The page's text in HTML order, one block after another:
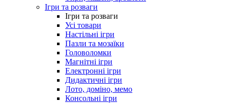
Ігри та розваги
Ігри та розваги
Усі товари
Настільні ігри
Пазли та мозаїки
Головоломки
Магнітні ігри
Електронні ігри
Дидактичні ігри
Лото, доміно, мемо
Консольні ігри